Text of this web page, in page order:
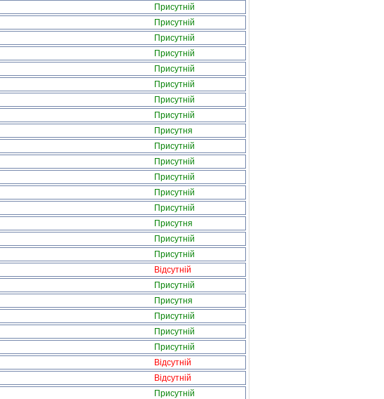
Присутній
Присутній
Присутній
Присутній
Присутній
Присутній
Присутній
Присутній
Присутня
Присутній
Присутній
Присутній
Присутній
Присутній
Присутня
Присутній
Присутній
Відсутній
Присутній
Присутня
Присутній
Присутній
Присутній
Відсутній
Відсутній
Присутній